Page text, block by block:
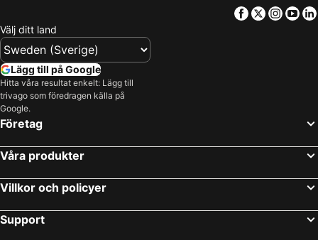
Facebook
Twitter
Välj ditt land
Lägg till på Google
Hitta våra resultat enkelt: Lägg till
trivago som föredragen källa på
Google.
Företag
Våra produkter
Villkor och policyer
Support